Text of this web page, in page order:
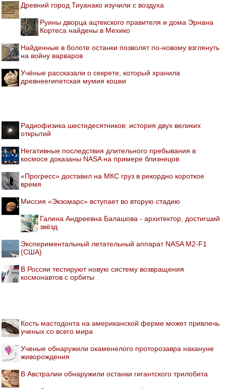
Древний город Тиуанако изучили с воздуха
Руины дворца ацтекского правителя и дома Эрнана
Кортеса найдены в Мехико
Найденные в болоте останки позволят по-новому взглянуть
на войну варваров
Учёные рассказали о секрете, который хранила
древнеегипетская мумия кошки
Радиофизика шестидесятников: история двух великих
открытий
Негативные последствия длительного пребывания в
космосе доказаны NASA на примере близнецов
«Прогресс» доставил на МКС груз в рекордно короткое
время
Миссия «Экзомарс» вступает во вторую стадию
Галина Андреевна Балашова - архитектор, достигший
звёзд
Экспериментальный летательный аппарат NASA M2-F1
(США)
В России тестируют новую систему возвращения
космонавтов с орбиты
Кость мастодонта на американской ферме может привлечь
ученых со всего мира
Ученые обнаружили окаменелого проторозавра накануне
живорождения
В Австралии обнаружили останки гигантского трилобита